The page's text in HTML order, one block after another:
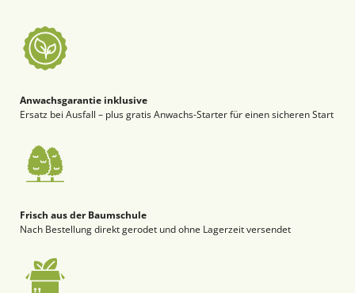
Anwachsgarantie inklusive
Ersatz bei Ausfall – plus gratis Anwachs-Starter für einen sicheren Start
Frisch aus der Baumschule
Nach Bestellung direkt gerodet und ohne Lagerzeit versendet